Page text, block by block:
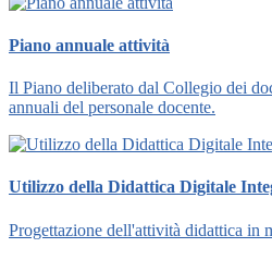
Piano annuale attività
Il Piano deliberato dal Collegio dei
annuali del personale docente.
Utilizzo della Didattica Digitale
Progettazione dell'attività didattica in